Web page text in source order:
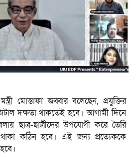
মোস্তাফা জব্বার বলেছেন, প্রযুক্তির
দক্ষতা থাকতেই হবে। আগামী দিনে
ছাত্র-ছাত্রীদের উপযোগী করে তৈরি
কঠিন হবে। এই জন্য প্রত্যেককে